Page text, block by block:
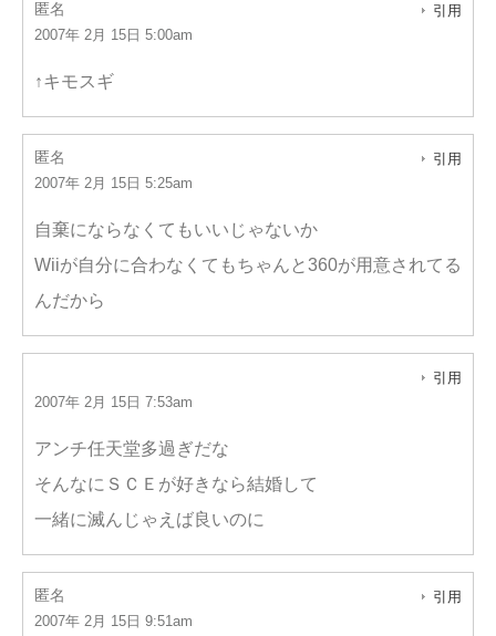
匿名
2007年 2月 15日 5:00am
引用
↑キモスギ
匿名
2007年 2月 15日 5:25am
引用
自棄にならなくてもいいじゃないか
Wiiが自分に合わなくてもちゃんと360が用意されてる
んだから
2007年 2月 15日 7:53am
引用
アンチ任天堂多過ぎだな
そんなにＳＣＥが好きなら結婚して
一緒に滅んじゃえば良いのに
匿名
2007年 2月 15日 9:51am
引用